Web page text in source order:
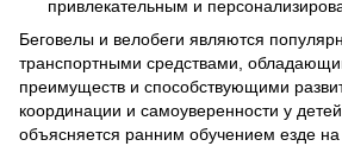
привлекательным и
Беговелы и велобеги являются
транспортными средствами,
преимуществ и способствующими
координации и самоуверенности у
объясняется ранним обучением езде на